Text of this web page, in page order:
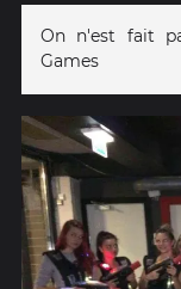
On n'est fait
Games